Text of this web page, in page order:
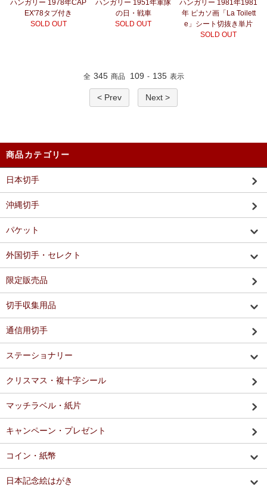
ハンガリー 1978年CAP
EX'78タブ付き
SOLD OUT
ハンガリー 1951年軍隊
の日・戦車
SOLD OUT
ハンガリー 1981年1981
年 ピカソ画「La Toilett
e」シート切抜き単片
SOLD OUT
全 345 商品 109 - 135 表示
< Prev Next >
商品カテゴリー
日本切手
沖縄切手
パケット
外国切手・セレクト
限定販売品
切手収集用品
通信用切手
ステーショナリー
クリスマス・複十字シール
マッチラベル・紙片
キャンペーン・プレゼント
コイン・紙幣
日本記念絵はがき